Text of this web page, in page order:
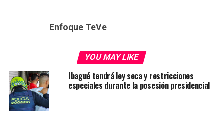
Enfoque TeVe
YOU MAY LIKE
Ibagué tendrá ley seca y restricciones
especiales durante la posesión presidencial